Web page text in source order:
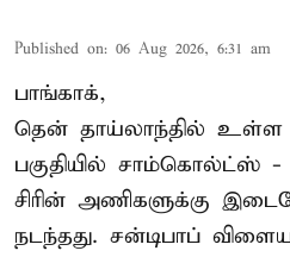
Published on: 06 Aug 2026, 6:31 am
பாங்காக்,
தென் தாய்லாந்தில்
பகுதியில்
சிரின் அணிகளுக்கு
நடந்தது. சன்டிபாப்